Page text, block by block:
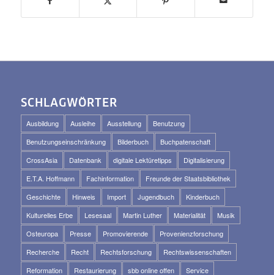
SCHLAGWÖRTER
Ausbildung Ausleihe Ausstellung
Benutzung
Benutzungseinschränkung
Bilderbuch
Buchpatenschaft
CrossAsia
Datenbank digitale Lektüretipps
Digitalisierung
E.T.A. Hoffmann
Fachinformation
Freunde der Staatsbibliothek
Geschichte
Hinweis Import Jugendbuch
Kinderbuch
Kulturelles Erbe
Lesesaal Martin Luther Materialität
Musik
Osteuropa
Presse Promovierende
Provenienzforschung
Recherche
Recht Rechtsforschung
Rechtswissenschaften
Reformation
Restaurierung sbb online offen
Service